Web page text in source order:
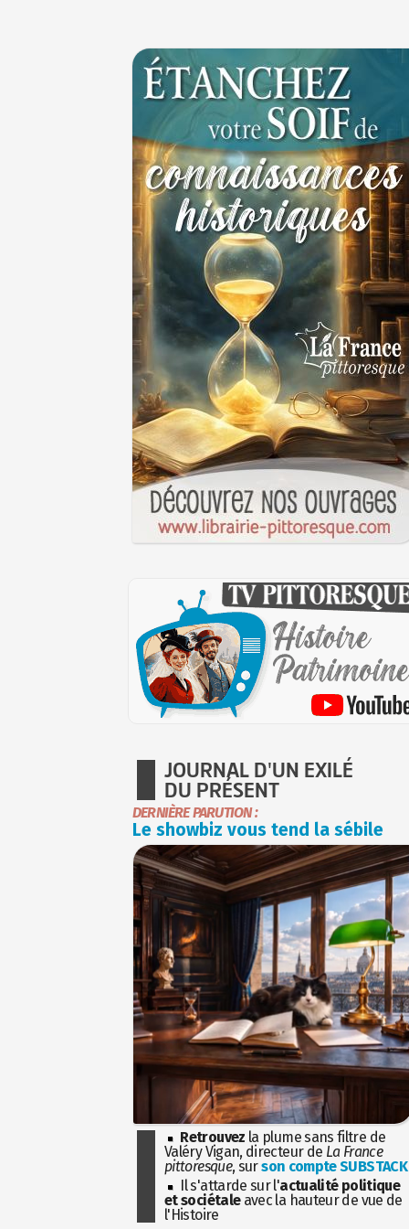
JOURNAL D'UN EXILÉ
DU PRÉSENT
DERNIÈRE PARUTION :
Le showbiz vous tend la sébile
Retrouvez la plume sans filtre de
Valéry Vigan, directeur de La France
pittoresque, surson compte SUBSTACK
Il s'attarde sur l'actualité politique
et sociétaleavec la hauteur de vue de
l'Histoire
Thérapeutique alcoolique au Moyen Âge